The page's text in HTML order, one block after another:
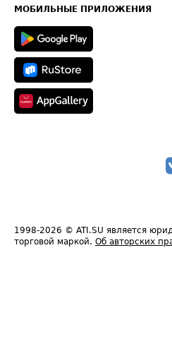
Техническая информация
МОБИЛЬНЫЕ ПРИЛОЖЕНИЯ
1998-2026 © ATI.SU является
торговой маркой. Об авторских